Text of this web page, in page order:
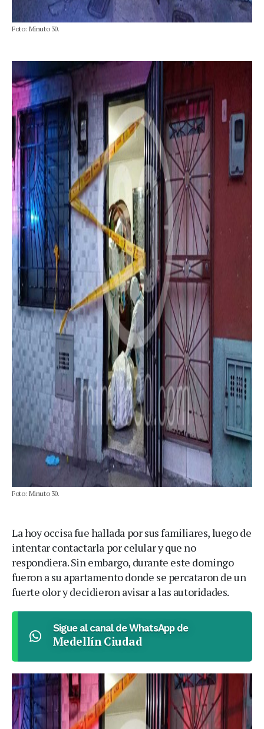
Foto: Minuto 30.
Foto: Minuto 30.
La hoy occisa fue hallada por sus familiares, luego de
intentar contactarla por celular y que no
respondiera. Sin embargo, durante este domingo
fueron a su apartamento donde se percataron de un
fuerte olor y decidieron avisar a las autoridades.
Sigue al canal de WhatsApp de
Medellín Ciudad